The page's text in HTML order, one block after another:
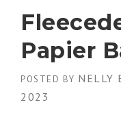
Papier
POSTED BY NELLY
2023